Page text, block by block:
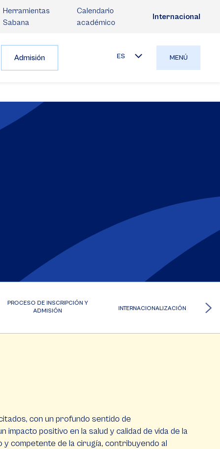
Herramientas
Sabana
Calendario
académico
Internacional
Admisión ES MENÚ
PROCESO DE INSCRIPCIÓN Y
ADMISIÓN
INTERNACIONALIZACIÓN
con un profundo sentido de
positivo en la salud y calidad de vida de la
competente de la cirugía, contribuyendo al